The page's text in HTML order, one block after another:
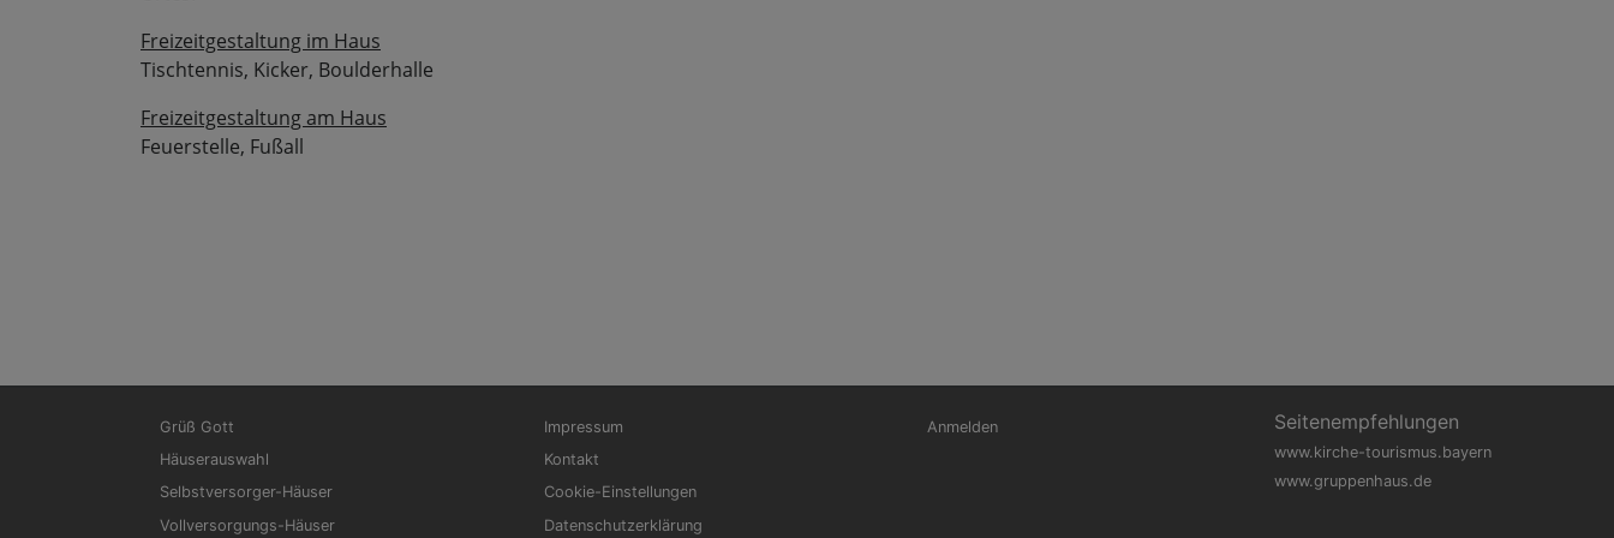
Freizeitgestaltung im Haus
Tischtennis, Kicker, Boulderhalle
Freizeitgestaltung am Haus
Feuerstelle, Fußall
Hauptnavigation
Grüß Gott
Häuserauswahl
Selbstversorger-Häuser
Vollversorgungs-Häuser
Fußbereichsmenü
Impressum
Kontakt
Cookie-Einstellungen
Datenschutzerklärung
Benutzermenü
Anmelden Seitenempfehlungen
www.kirche-tourismus.bayern
www.gruppenhaus.de